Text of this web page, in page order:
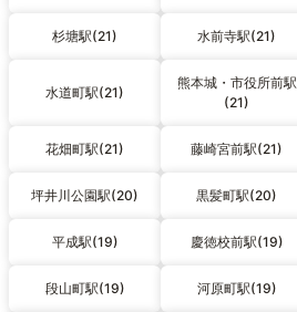
杉塘駅(21) 水前寺駅(21)
水道町駅(21)
熊本城・市役所前駅
(21)
花畑町駅(21) 藤崎宮前駅(21)
坪井川公園駅(20) 黒髪町駅(20)
平成駅(19) 慶徳校前駅(19)
段山町駅(19) 河原町駅(19)